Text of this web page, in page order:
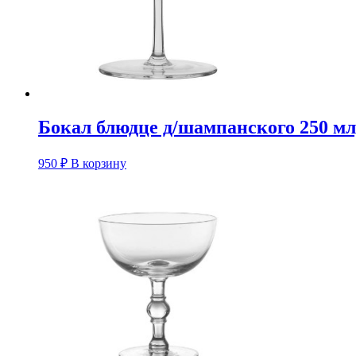
Бокал блюдце д/шампанского 250
950 ₽ В корзину